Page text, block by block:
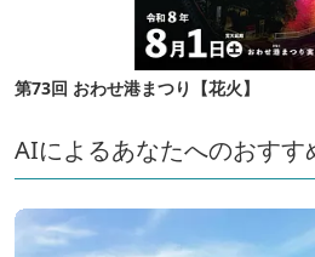
第73回 おわせ港まつり【花火】
AIによるあなたへのおすす